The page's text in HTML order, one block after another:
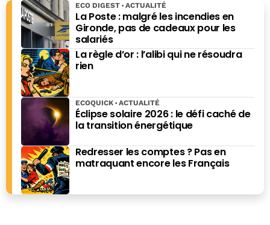
La Poste : malgré les incendies en
Gironde, pas de cadeaux pour les
salariés
ECO DIGEST ACTUALITÉ
La règle d’or : l’alibi qui ne résoudra
rien
Éclipse solaire 2026 : le défi caché de
la transition énergétique
ECOQUICK ACTUALITÉ
Redresser les comptes ? Pas en
matraquant encore les Français